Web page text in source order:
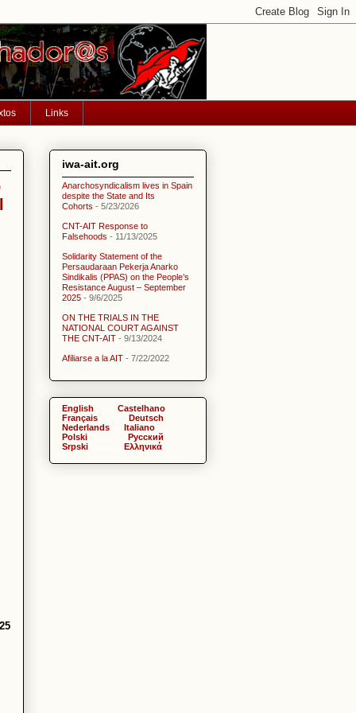
Links
iwa-ait.org
Anarchosyndicalism lives in Spain
despite the State and Its
Cohorts - 5/23/2026
CNT-AIT Response to
Falsehoods - 11/13/2025
Solidarity Statement of the
Persaudaraan Pekerja Anarko
Sindikalis (PPAS) on the People’s
Resistance August – September
2025 - 9/6/2025
ON THE TRIALS IN THE
NATIONAL COURT AGAINST
THE CNT-AIT - 9/13/2024
Afiliarse a la AIT - 7/22/2022
English
Castelhano
Français
Deutsch
Nederlands
Italiano
Polski
Pусский
Srpski
Ελληνικά